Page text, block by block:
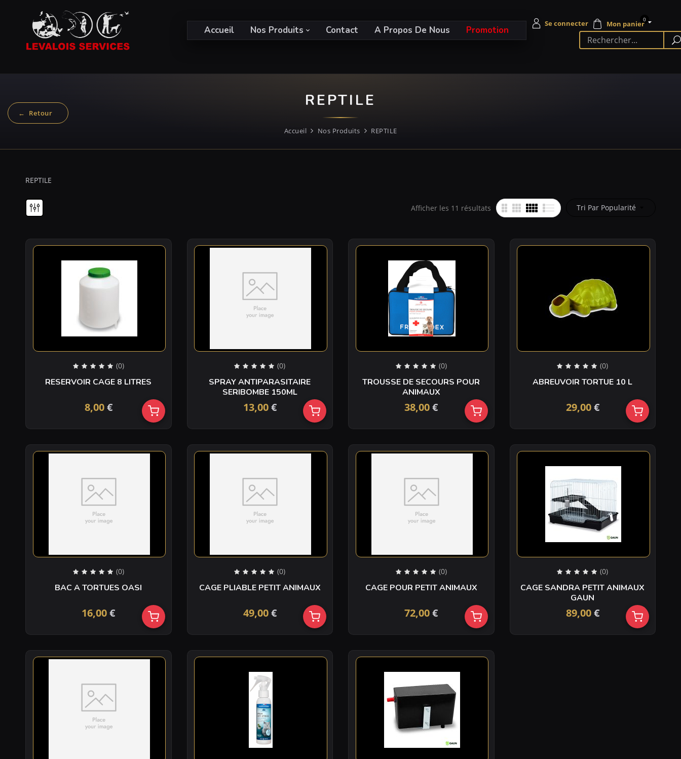
Accueil Nos Produits Contact A Propos De Nous Promotion
0
REPTILE
Accueil Nos Produits REPTILE
REPTILE
Tri Par Popularité
Afficher les 11 résultats
(0)
RESERVOIR CAGE 8 LITRES
8,00€
(0)
SPRAY ANTIPARASITAIRE
SERIBOMBE 150ML
13,00€
(0)
TROUSSE DE SECOURS POUR
ANIMAUX
38,00€
(0)
ABREUVOIR TORTUE 10 L
29,00€
(0)
BAC A TORTUES OASI
16,00€
(0)
CAGE PLIABLE PETIT ANIMAUX
49,00€
(0)
CAGE POUR PETIT ANIMAUX
72,00€
(0)
CAGE SANDRA PETIT ANIMAUX
GAUN
89,00€